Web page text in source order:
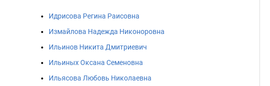
Идрисова Регина Раисовна
Измайлова Надежда Никоноровна
Ильинов Никита Дмитриевич
Ильиных Оксана Семеновна
Ильясова Любовь Николаевна